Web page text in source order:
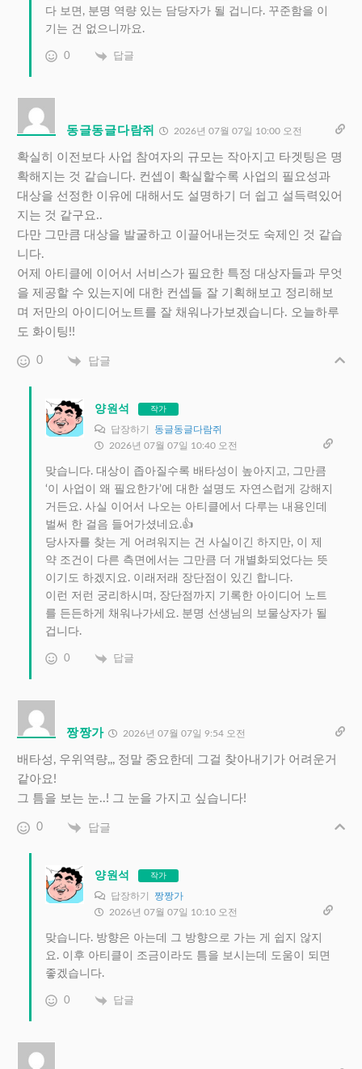
다 보면, 분명 역량 있는 담당자가 될 겁니다. 꾸준함을 이
기는 건 없으니까요.
0 답글
동글동글다람쥐 2026년 07월 07일 10:00 오전
확실히 이전보다 사업 참여자의 규모는 작아지고 타겟팅은 명
확해지는 것 같습니다. 컨셉이 확실할수록 사업의 필요성과
대상을 선정한 이유에 대해서도 설명하기 더 쉽고 설득력있어
지는 것 같구요..
다만 그만큼 대상을 발굴하고 이끌어내는것도 숙제인 것 같습
니다.
어제 아티클에 이어서 서비스가 필요한 특정 대상자들과 무엇
을 제공할 수 있는지에 대한 컨셉들 잘 기획해보고 정리해보
며 저만의 아이디어노트를 잘 채워나가보겠습니다. 오늘하루
도 화이팅!!
0 답글
양원석 작가
답장하기 동글동글다람쥐
2026년 07월 07일 10:40 오전
맞습니다. 대상이 좁아질수록 배타성이 높아지고, 그만큼
‘이 사업이 왜 필요한가’에 대한 설명도 자연스럽게 강해지
거든요. 사실 이어서 나오는 아티클에서 다루는 내용인데
벌써 한 걸음 들어가셨네요.👍
당사자를 찾는 게 어려워지는 건 사실이긴 하지만, 이 제
약 조건이 다른 측면에서는 그만큼 더 개별화되었다는 뜻
이기도 하겠지요. 이래저래 장단점이 있긴 합니다.
이런 저런 궁리하시며, 장단점까지 기록한 아이디어 노트
를 든든하게 채워나가세요. 분명 선생님의 보물상자가 될
겁니다.
0 답글
짱짱가 2026년 07월 07일 9:54 오전
배타성, 우위역량,,, 정말 중요한데 그걸 찾아내기가 어려운거
같아요!
그 틈을 보는 눈..! 그 눈을 가지고 싶습니다!
0 답글
양원석 작가
답장하기 짱짱가
2026년 07월 07일 10:10 오전
맞습니다. 방향은 아는데 그 방향으로 가는 게 쉽지 않지
요. 이후 아티클이 조금이라도 틈을 보시는데 도움이 되면
좋겠습니다.
0 답글